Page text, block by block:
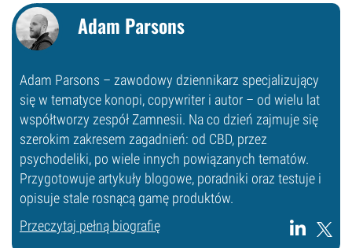
Adam Parsons
Adam Parsons – zawodowy dziennikarz specjalizujący
się w tematyce konopi, copywriter i autor – od wielu lat
współtworzy zespół Zamnesii. Na co dzień zajmuje się
szerokim zakresem zagadnień: od CBD, przez
psychodeliki, po wiele innych powiązanych tematów.
Przygotowuje artykuły blogowe, poradniki oraz testuje i
opisuje stale rosnącą gamę produktów.
Przeczytaj pełną biografię